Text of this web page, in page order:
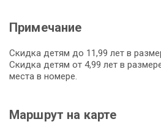
Примечание
Скидка детям до 11,99 лет в
Скидка детям от 4,99 лет в
места в номере.
Маршрут на карте